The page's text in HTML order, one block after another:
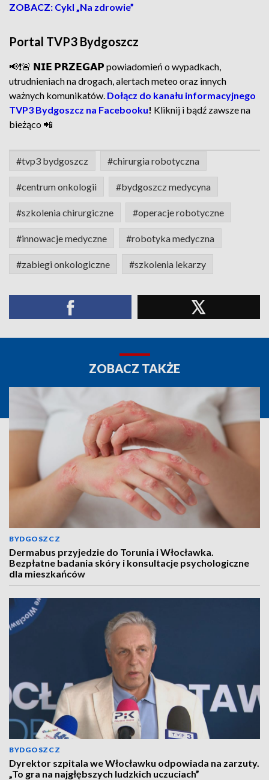
ZOBACZ: Cykl „Na zdrowie”
Portal TVP3 Bydgoszcz
📢❗🚨 𝗡𝗜𝗘 𝗣𝗥𝗭𝗘𝗚𝗔𝗣 powiadomień o wypadkach,
utrudnieniach na drogach, alertach meteo oraz innych
ważnych komunikatów. Dołącz do kanału informacyjnego
TVP3 Bydgoszcz na Facebooku! Kliknij i bądź zawsze na
bieżąco 📲
#tvp3 bydgoszcz #chirurgia robotyczna
#centrum onkologii #bydgoszcz medycyna
#szkolenia chirurgiczne #operacje robotyczne
#innowacje medyczne #robotyka medyczna
#zabiegi onkologiczne #szkolenia lekarzy
ZOBACZ TAKŻE
BYDGOSZCZ
Dermabus przyjedzie do Torunia i Włocławka.
Bezpłatne badania skóry i konsultacje psychologiczne
dla mieszkańców
BYDGOSZCZ
Dyrektor szpitala we Włocławku odpowiada na zarzuty.
„To gra na najgłębszych ludzkich uczuciach”